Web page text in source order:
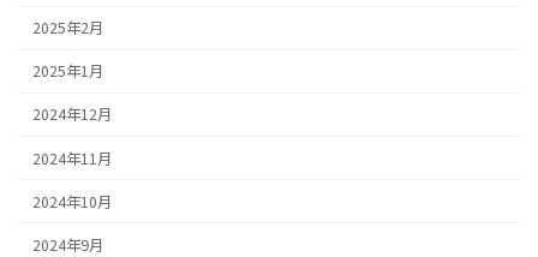
2025年2月
2025年1月
2024年12月
2024年11月
2024年10月
2024年9月